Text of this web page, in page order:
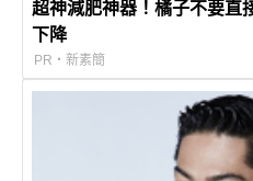
超神減肥神器！橘子不要直
下降
PR・新素簡